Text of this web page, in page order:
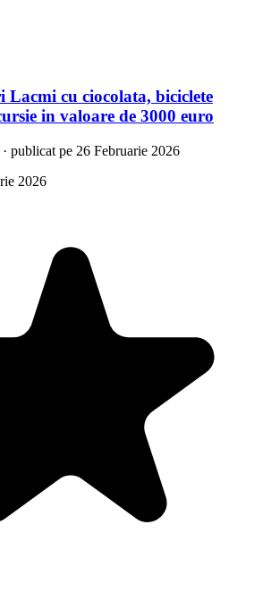
Lacmi cu ciocolata, biciclete
in valoare de 3000 euro
· publicat pe 26 Februarie 2026
2026